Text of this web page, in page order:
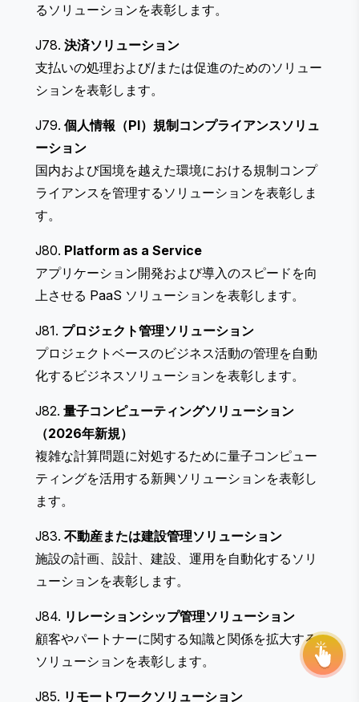
るソリューションを表彰します。
J78. 決済ソリューション
支払いの処理および/または促進のためのソリュー
ションを表彰します。
J79. 個人情報（PI）規制コンプライアンスソリュ
ーション
国内および国境を越えた環境における規制コンプ
ライアンスを管理するソリューションを表彰しま
す。
J80. Platform as a Service
アプリケーション開発および導入のスピードを向
上させる PaaS ソリューションを表彰します。
J81. プロジェクト管理ソリューション
プロジェクトベースのビジネス活動の管理を自動
化するビジネスソリューションを表彰します。
J82. 量子コンピューティングソリューション
（2026年新規）
複雑な計算問題に対処するために量子コンピュー
ティングを活用する新興ソリューションを表彰し
ます。
J83. 不動産または建設管理ソリューション
施設の計画、設計、建設、運用を自動化するソリ
ューションを表彰します。
J84. リレーションシップ管理ソリューション
顧客やパートナーに関する知識と関係を拡大する
ソリューションを表彰します。
J85. リモートワークソリューション
THE STEVIE® AWARDS
Sponsor
Contact Us
Request Your Entry Kit